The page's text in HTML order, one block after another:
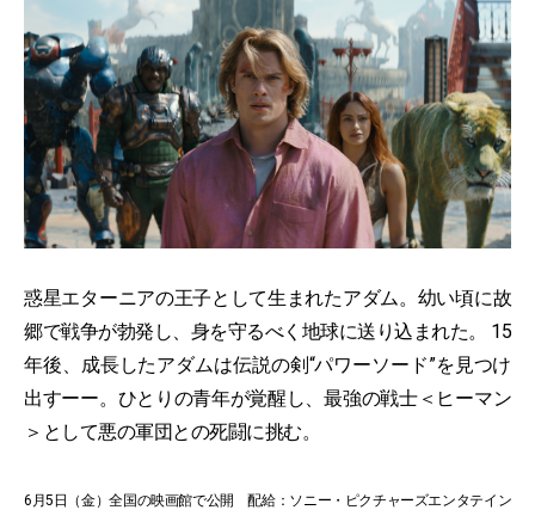
惑星エターニアの王子として生まれたアダム。幼い頃に故
郷で戦争が勃発し、身を守るべく地球に送り込まれた。 15
年後、成長したアダムは伝説の剣“パワーソード”を見つけ
出すーー。ひとりの青年が覚醒し、最強の戦士＜ヒーマン
＞として悪の軍団との死闘に挑む。
6月5日（金）全国の映画館で公開 配給：ソニー・ピクチャーズエンタテイン